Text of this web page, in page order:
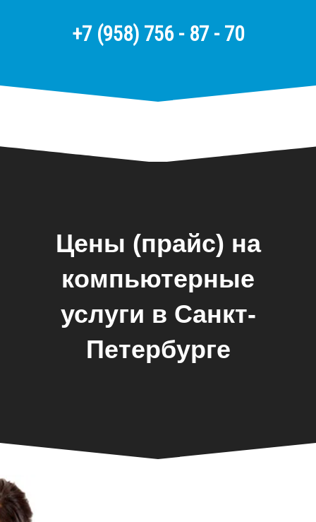
+7 (958) 756 - 87 - 70
Цены (прайс) на
компьютерные
услуги в Санкт-
Петербурге